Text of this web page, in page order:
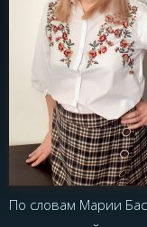
По словам Марии